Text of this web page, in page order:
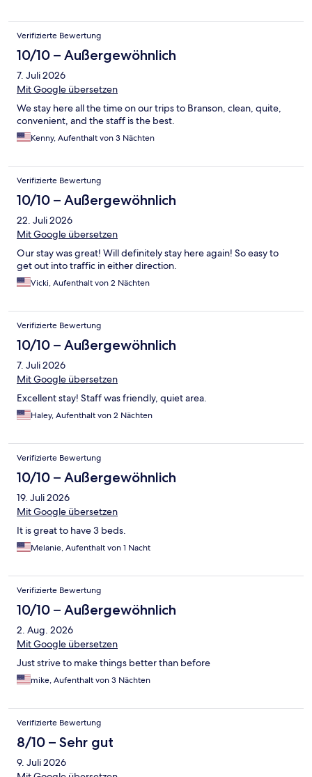
Verifizierte Bewertung
10/10 – Außergewöhnlich
7. Juli 2026
Mit Google übersetzen
We stay here all the time on our trips to Branson, clean, quite,
convenient, and the staff is the best.
Kenny, Aufenthalt von 3 Nächten
Verifizierte Bewertung
10/10 – Außergewöhnlich
22. Juli 2026
Mit Google übersetzen
Our stay was great! Will definitely stay here again! So easy to
get out into traffic in either direction.
Vicki, Aufenthalt von 2 Nächten
Verifizierte Bewertung
10/10 – Außergewöhnlich
7. Juli 2026
Mit Google übersetzen
Excellent stay! Staff was friendly, quiet area.
Haley, Aufenthalt von 2 Nächten
Verifizierte Bewertung
10/10 – Außergewöhnlich
19. Juli 2026
Mit Google übersetzen
It is great to have 3 beds.
Melanie, Aufenthalt von 1 Nacht
Verifizierte Bewertung
10/10 – Außergewöhnlich
2. Aug. 2026
Mit Google übersetzen
Just strive to make things better than before
mike, Aufenthalt von 3 Nächten
Verifizierte Bewertung
8/10 – Sehr gut
9. Juli 2026